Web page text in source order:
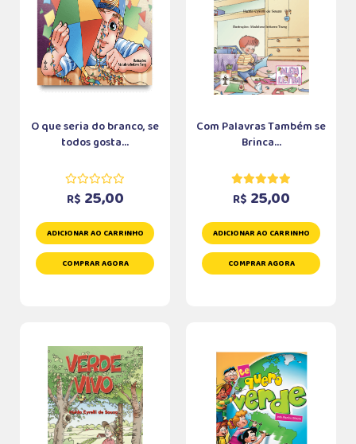
O que seria do branco, se
todos gosta...
R$ 25,00
ADICIONAR AO CARRINHO
COMPRAR AGORA
Com Palavras Também se
Brinca...
R$ 25,00
ADICIONAR AO CARRINHO
COMPRAR AGORA